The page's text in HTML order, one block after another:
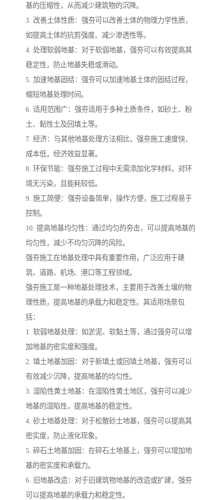
基的压缩性，从而减少建筑物的沉降。
3. 改善土体性质：强夯可以改善土体的物理力学性质，
如提高土体的抗剪强度、减少渗透性等。
4. 处理软弱地基：对于软弱地基，强夯可以有效提高其
稳定性，防止地基失稳或滑动。
5. 加速地基固结：强夯可以加速地基土体的固结过程，
缩短地基处理时间。
6. 适用范围广：强夯适用于多种土质条件，如砂土、粉
土、黏性土及回填土等。
7. 经济：与其他地基处理方法相比，强夯施工速度快、
成本低，经济效益显著。
8. 环保节能：强夯施工过程中无需添加化学材料，对环
境无污染，且能耗较低。
9. 施工简便：强夯设备简单，操作方便，施工过程易于
控制。
10. 提高地基均匀性：通过均匀的夯击，可以提高地基的
均匀性，减少不均匀沉降的风险。
强夯施工在地基处理中具有重要作用，广泛应用于建
筑、道路、机场、港口等工程领域。
强夯施工是一种地基处理技术，主要用于改善土壤的物
理性质，提高地基的承载力和稳定性。其适用场景包
括：
1. 软弱地基处理：如淤泥、软黏土等，通过强夯可以增
加地基的密实度和强度。
2. 填土地基加固：对于新填土或回填土地基，强夯可以
有效减少沉降，提高地基的均匀性。
3. 湿陷性黄土地基：在湿陷性黄土地区，强夯可以减少
地基的湿陷性，提高地基的稳定性。
4. 砂土地基处理：对于松散砂土地基，强夯可以提高其
密实度，防止液化现象。
5. 碎石土地基加固：在碎石土地基上，强夯可以增加地
基的密实度和承载力。
6. 旧地基改造：对于旧建筑物地基的改造或扩建，强夯
可以提高地基的承载力和稳定性。